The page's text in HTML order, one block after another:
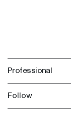
Professional
Follow